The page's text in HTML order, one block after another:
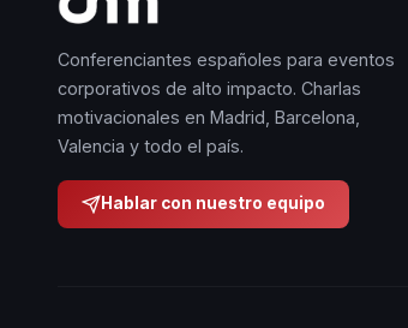
Conferenciantes españoles para eventos
corporativos de alto impacto. Charlas
motivacionales en Madrid, Barcelona,
Valencia y todo el país.
Hablar con nuestro equipo